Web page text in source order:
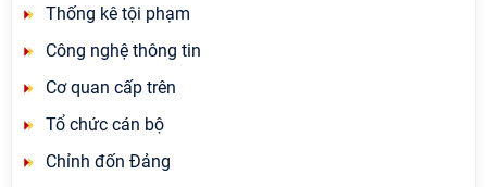
Thống kê tội phạm
Công nghệ thông tin
Cơ quan cấp trên
Tổ chức cán bộ
Chỉnh đốn Đảng